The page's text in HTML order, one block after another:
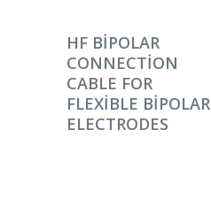
DEVAMINI OKU
HF BIPOLAR
CONNECTION
CABLE FOR
FLEXIBLE BIPOLAR
ELECTRODES